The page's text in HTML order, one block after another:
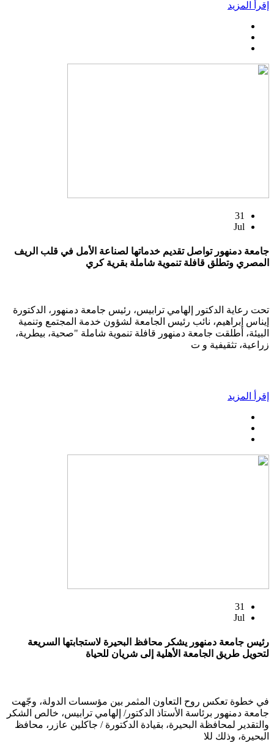
إقرأ المزيد
31
Jul
جامعة دمنهور تواصل تقديم خدماتها لصناعة الأمل في قلب الريف
المصري وتطلق قافلة تنموية شاملة بقرية كري
تحت رعاية الدكتور إلهامي ترابيس، رئيس جامعة دمنهور، الدكتورة
إيناس إبراهيم، نائب رئيس الجامعة لشؤون خدمة المجتمع وتنمية
البيئة، أطلقت جامعة دمنهور قافلة تنموية شاملة "صحية، بيطرية،
زراعية، تثقيفية و ت
إقرأ المزيد
31
Jul
رئيس جامعة دمنهور يشكر محافظ البحيرة لاستجابتها السريعة
لتحويل طريق الجامعة الأهلية إلى شريان للحياة
في خطوة تعكس روح التعاون المثمر بين مؤسسات الدولة، وجّهت
جامعة دمنهور برئاسة الأستاذ الدكتور/ إلهامي ترابيس، خالص الشكر
والتقدير لمحافظة البحيرة، بقيادة الدكتورة / جاكلين عازر، محافظ
البحيرة، وذلك للا